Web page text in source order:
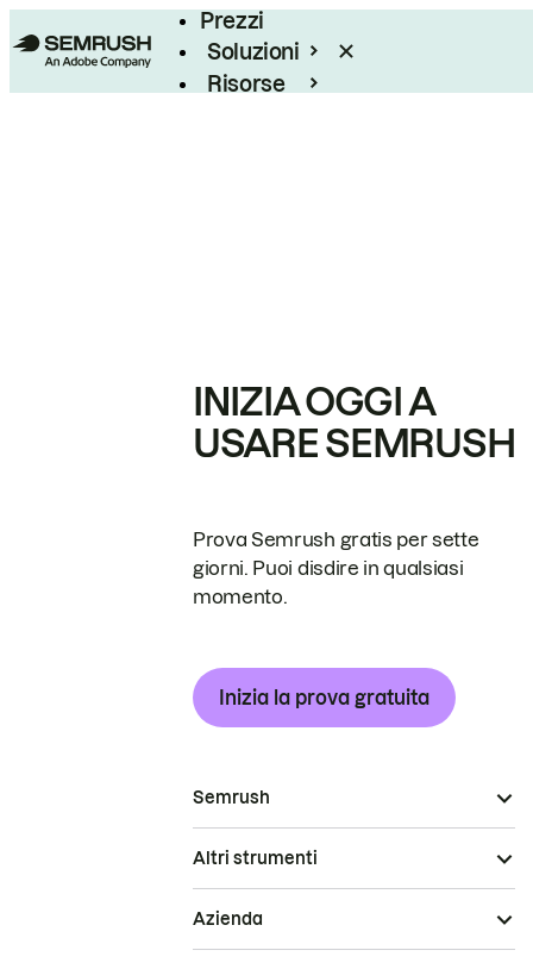
Prezzi
Soluzioni
Risorse
INIZIA OGGI A
USARE SEMRUSH
Prova Semrush gratis per sette
giorni. Puoi disdire in qualsiasi
momento.
Inizia la prova gratuita
Semrush
Altri strumenti
Azienda